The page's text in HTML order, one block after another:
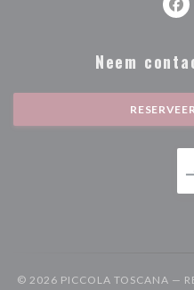
Neem
© 2026 PICCOLA TOSCANA —